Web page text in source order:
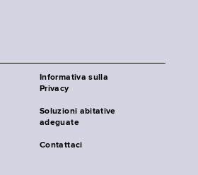
Informativa sulla
Privacy
Soluzioni abitative
adeguate
Contattaci